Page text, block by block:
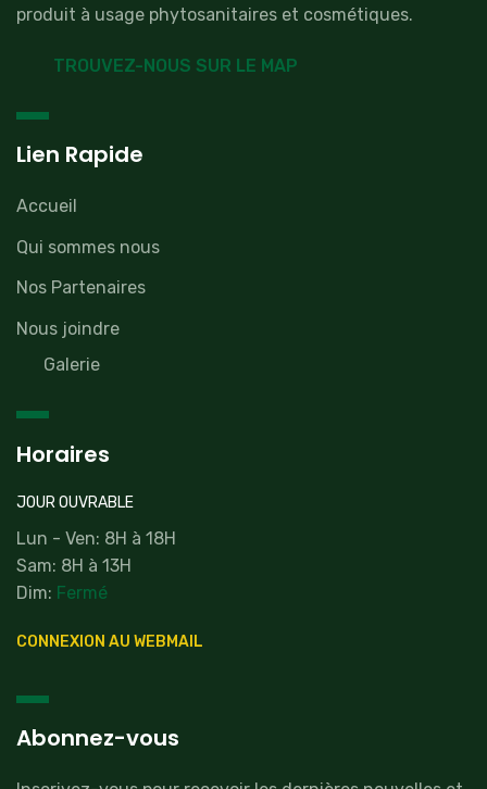
produit à usage phytosanitaires et cosmétiques.
TROUVEZ-NOUS SUR LE MAP
Lien Rapide
Accueil
Qui sommes nous
Nos Partenaires
Nous joindre
Galerie
Horaires
JOUR OUVRABLE
Lun - Ven: 8H à 18H
Sam: 8H à 13H
Dim: Fermé
CONNEXION AU WEBMAIL
Abonnez-vous